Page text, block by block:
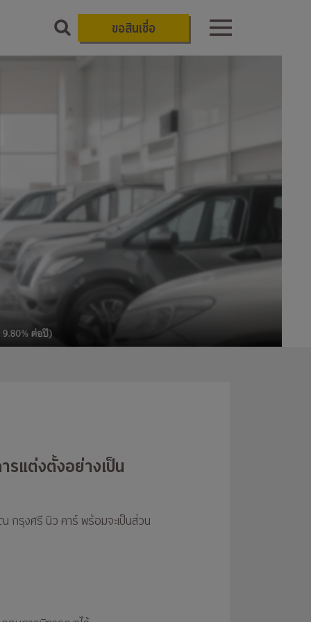
ขอสินเชื่อ
รแต่งตั้งอย่างเป็น
กรุงศรี นิว คาร์ พร้อมจะเป็นส่วน